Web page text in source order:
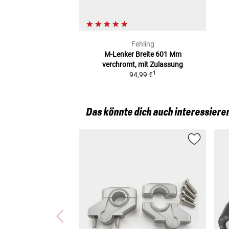
Fehling
M-Lenker Breite 601 Mm
verchromt, mit Zulassung
94,99 €1
Das könnte dich auch